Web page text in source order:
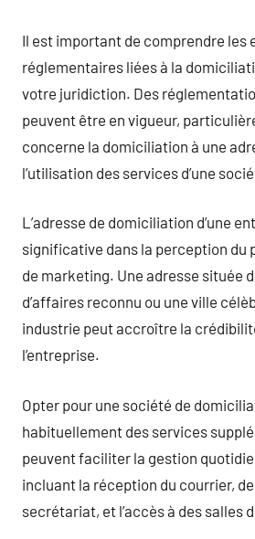
Il est important de comprendre les
réglementaires liées à la
votre juridiction. Des
peuvent être en vigueur,
concerne la domiciliation à une
l’utilisation des services d’une
L’adresse de domiciliation d’une
significative dans la perception du
de marketing. Une adresse située
d’affaires reconnu ou une ville
industrie peut accroître la
l’entreprise.
Opter pour une société de
habituellement des services
peuvent faciliter la gestion
incluant la réception du courrier,
secrétariat, et l’accès à des salles